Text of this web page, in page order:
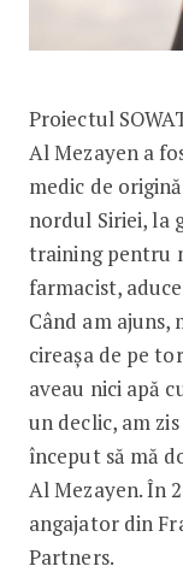
Proiectul
Al Mezayen a
medic de
nordul Siriei, la
training pentru
farmacist,
Când am ajuns,
cireașa de pe
aveau nici apă
un declic, am
început să mă
Al Mezayen. În
angajator din
Partners.